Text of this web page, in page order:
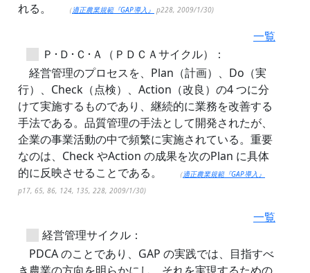
れる。
（適正農業規範『GAP導入』 p228, 2009/1/30)
一覧
Ｐ･Ｄ･Ｃ･Ａ（ＰＤＣＡサイクル）：
経営管理のプロセスを、Plan（計画）、Do（実
行）、Check（点検）、Action（改良）の4 つに分
けて実施するものであり、継続的に業務を改善する
手法である。品質管理の手法として開発されたが、
企業の事業活動の中で頻繁に実施されている。重要
なのは、Check やAction の成果を次のPlan に具体
的に反映させることである。
（適正農業規範『GAP導入』
p17, 65, 86, 124, 135, 228, 2009/1/30)
一覧
経営管理サイクル：
PDCA のことであり、GAP の実践では、目指すべ